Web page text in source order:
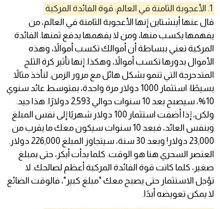
1. الأعجوبة الثامنة في العالم: قوة الفائدة المركبة
قال عنها أينشتاين إنها الأعجوبة الثامنة في العالم، من
يفهمها يكسب منها، ومن لا يفهمها يدفع ثمنها. الفائدة
المركبة تعني ببساطة أن أموالك تكسب أموالاً، وهذه
الأموال بدورها تكسب أموالاً، وهكذا. إنها تأثير كرة الثلج
المتدحرجة التي تنمو بشكل هائل مع مرور الزمن. لنأخذ مثالاً
بسيطًا: استثمار 1000 دولار مرة واحدة، بمتوسط عائد سنوي
10%، سيصبح بعد 10 سنوات حوالي 2,593 دولارًا. هذا جيد.
ولكن، إذا أضفت استثمار 100 دولار شهريًا إلى نفس المبلغ
وبنفس العائد، فبعد 10 سنوات سيكون معك ما يقرب من
23,000 دولار! وبعد 30 سنة، سيتجاوز المبلغ 226,000 دولار.
العنصر السحري هنا هو الوقت. كلما بدأت أبكر، حتى بمبلغ
صغير، كلما كانت قوة الفائدة المركبة أعظم لصالحك. لا
تؤجل الاستثمار حتى يصبح معك "مبلغ كبير"، فالوقت الضائع
لا يمكن تعويضه أبدًا.